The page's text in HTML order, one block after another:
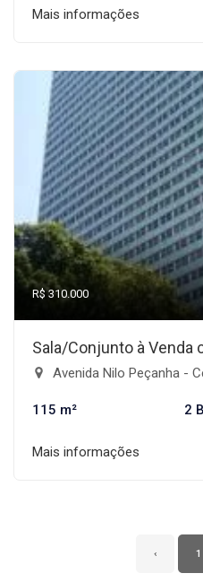
Mais informações
R$ 310.000
Sala/Conjunto à Venda
Avenida Nilo Peçanha -
115 m² 2
Mais informações
‹ 1